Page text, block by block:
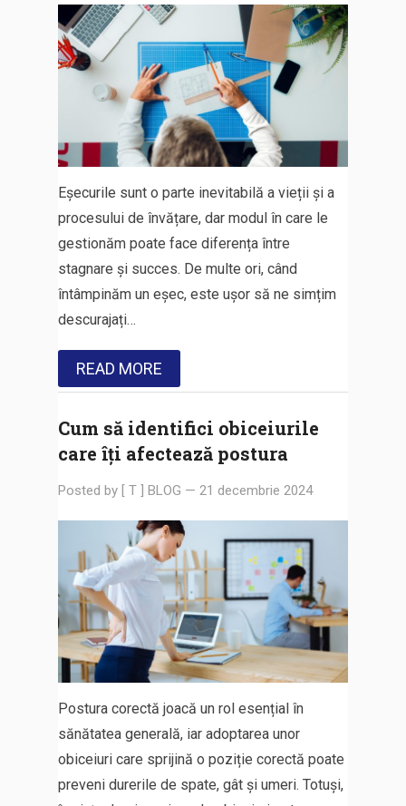
Eșecurile sunt o parte inevitabilă a vieții și a
procesului de învățare, dar modul în care le
gestionăm poate face diferența între
stagnare și succes. De multe ori, când
întâmpinăm un eșec, este ușor să ne simțim
descurajați…
READ MORE
Cum să identifici obiceiurile
care îți afectează postura
Posted by [ T ] BLOG — 21 decembrie 2024
Postura corectă joacă un rol esențial în
sănătatea generală, iar adoptarea unor
obiceiuri care sprijină o poziție corectă poate
preveni durerile de spate, gât și umeri. Totuși,